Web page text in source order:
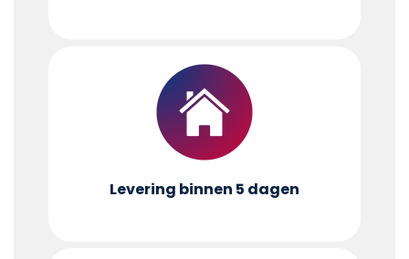
Levering binnen 5 dagen